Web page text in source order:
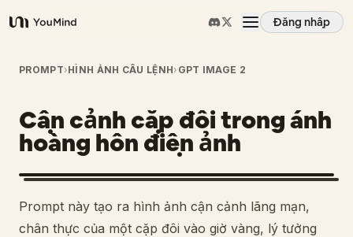
YouMind
Đăng nhập
Tổng quan
Các trường hợp sử dụng
Kỹ năng
Lời nhắc
PROMPT›HÌNH ẢNH CÂU LỆNH› GPT IMAGE 2
Cận cảnh cặp đôi trong ánh
hoàng hôn điện ảnh
Prompt này tạo ra hình ảnh cận cảnh lãng mạn,
chân thực của một cặp đôi vào giờ vàng, lý tưởng